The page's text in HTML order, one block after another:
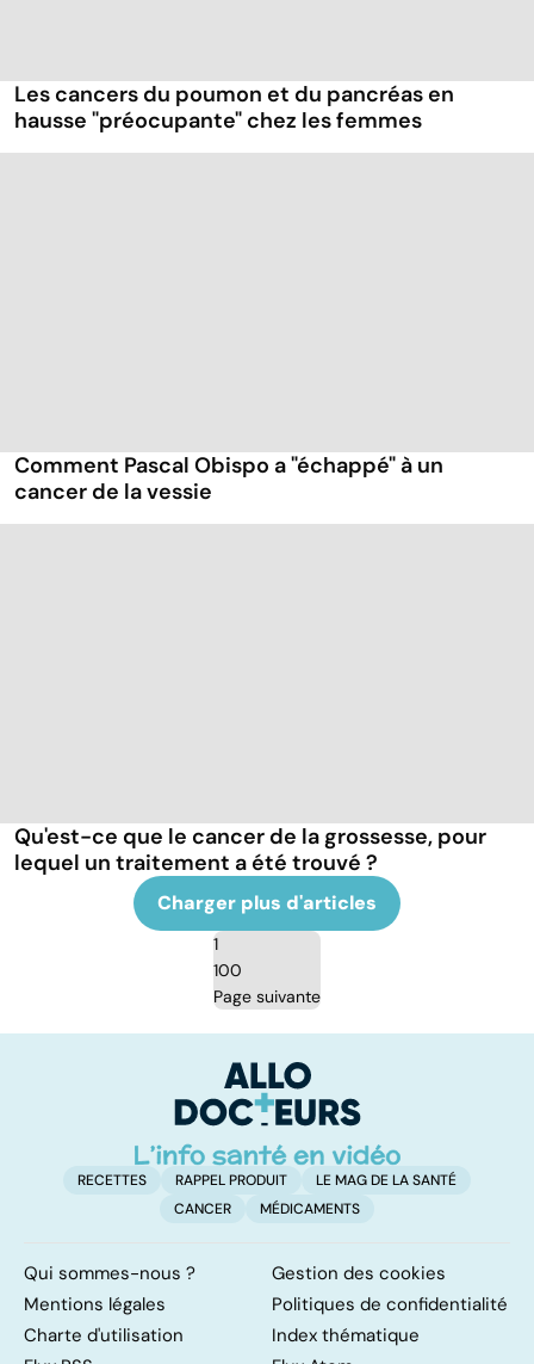
Les cancers du poumon et du pancréas en
hausse "préocupante" chez les femmes
Comment Pascal Obispo a "échappé" à un
cancer de la vessie
Qu'est-ce que le cancer de la grossesse, pour
lequel un traitement a été trouvé ?
Charger plus d'articles
1
100
Page suivante
RECETTES RAPPEL PRODUIT
LE MAG DE LA SANTÉ
CANCER
MÉDICAMENTS
Qui sommes-nous ?
Gestion des cookies
Mentions légales
Politiques de confidentialité
Charte d'utilisation
Index thématique